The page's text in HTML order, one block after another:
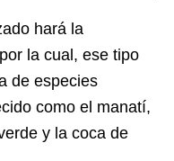
hará la
la cual, ese tipo
de especies
como el manatí,
y la coca de